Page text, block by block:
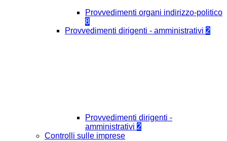
Provvedimenti organi indirizzo-politico
8
Provvedimenti dirigenti - amministrativi 2
Provvedimenti dirigenti -
amministrativi 2
Controlli sulle imprese